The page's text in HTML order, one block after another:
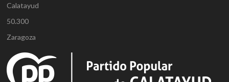
Calatayud
50.300
Zaragoza